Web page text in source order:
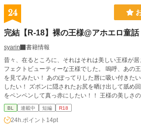
24
完結【R-18】裸の王様@アホエロ童話
syarin
書籍情報
昔々、在るところに、それはそれは美しい王様が
フェクトビューティーな王様でした。 嗚呼、あの王様の分厚いジャケットの中
を見てみたい！ あのぽってりした唇に吸い付きた
したい！ ズボンに隠されたお尻を晒け出して舐め
をペンペンして真っ赤にしたい！！ 王様の美しさの虜になった者達は、毎日王
様にふしだらな視線を投げ付けて居ました。 裸の王様ってエロくない？？と思
い付いてしまったのです。 アホでごめんなさいwww
BL 連載中 短編 R18
24h.ポイント 14pt